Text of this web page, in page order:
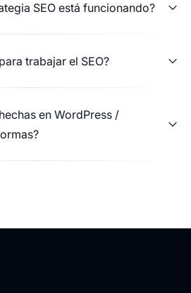
account
web de mi clínica y
su profesionalidad, por el
con un simple WhatsApp, en
SEO está funcionando?
trabajar el SEO?
en WordPress /